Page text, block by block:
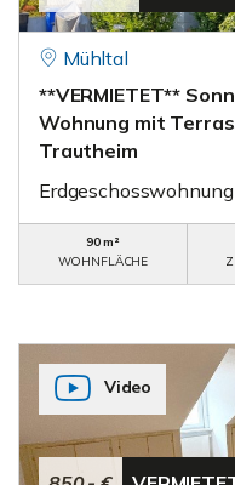
Mühltal
**VERMIETET**
Wohnung mit
Trautheim
Erdgeschosswohnung
90 m²
WOHNFLÄCHE
Video